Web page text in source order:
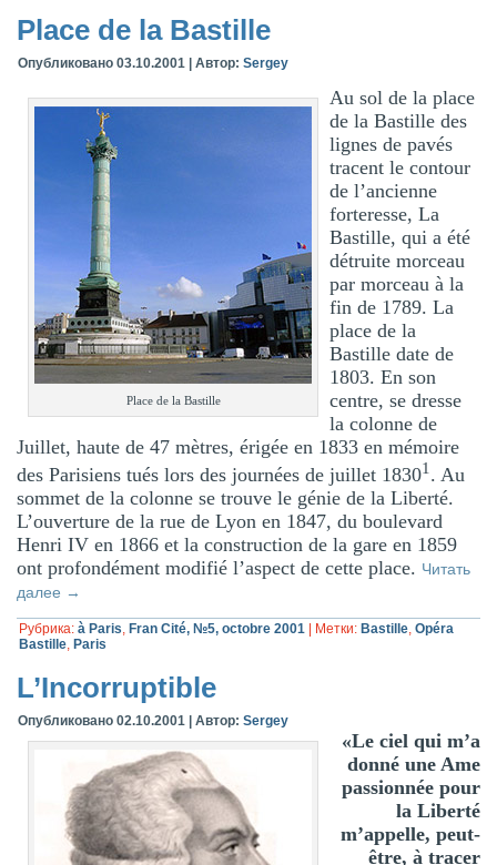
Place de la Bastille
Опубликовано 03.10.2001 |Автор: Sergey
Place de la Bastille
Au sol de la place
de la Bastille des
lignes de pavés
tracent le contour
de l’ancienne
forteresse, La
Bastille, qui a été
détruite morceau
par morceau à la
fin de 1789. La
place de la
Bastille date de
1803. En son
centre, se dresse
la colonne de
Juillet, haute de 47 mètres, érigée en 1833 en mémoire
des Parisiens tués lors des journées de juillet 18301 . Au
sommet de la colonne se trouve le génie de la Liberté.
L’ouverture de la rue de Lyon en 1847, du boulevard
Henri IV en 1866 et la construction de la gare en 1859
ont profondément modifié l’aspect de cette place. Читать
далее →
Рубрика: à Paris, Fran Cité, №5, octobre 2001 Метки: Bastille,Opéra
Bastille, Paris
L’Incorruptible
Опубликовано 02.10.2001 |Автор: Sergey
«Le ciel qui m’a
donné une Ame
passionnée pour
la Liberté
m’appelle, peut-
être, à tracer